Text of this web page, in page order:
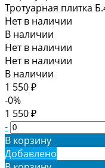
Тротуарная плитка
Нет в наличии
В наличии
Нет в наличии
Нет в наличии
В наличии
1 550 ₽
-0%
1 550 ₽
-
В корзину
Добавлено